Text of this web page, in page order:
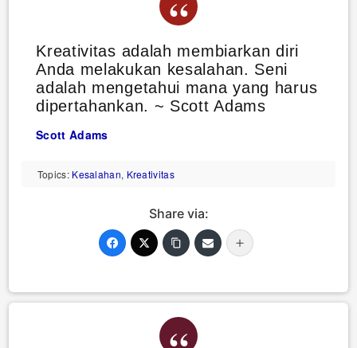
Kreativitas adalah membiarkan diri
Anda melakukan kesalahan. Seni
adalah mengetahui mana yang harus
dipertahankan. ~ Scott Adams
Scott Adams
Topics: Kesalahan, Kreativitas
Share via: